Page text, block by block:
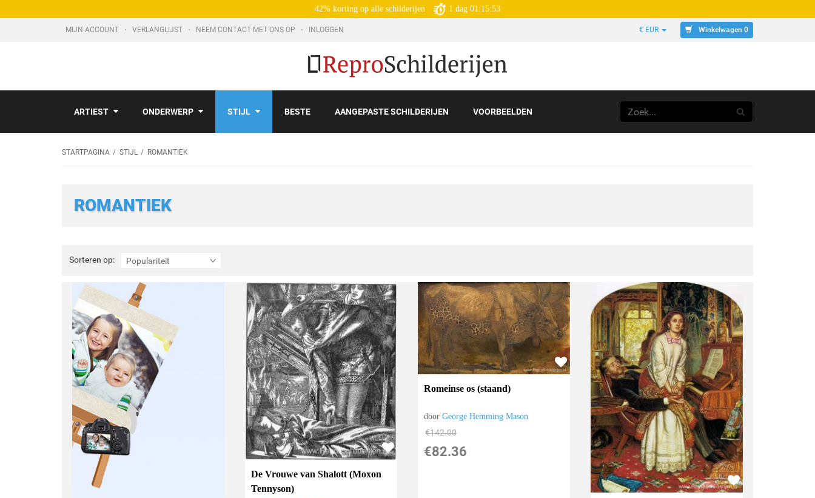
42% korting op alle schilderijen 1 dag 01:15:52
MIJN ACCOUNT VERLANGLIJST NEEM CONTACT MET ONS OP INLOGGEN € EUR Winkelwagen 0
ARTIEST ONDERWERP STIJL BESTE AANGEPASTE SCHILDERIJEN VOORBEELDEN
STARTPAGINA STIJL ROMANTIEK
ROMANTIEK
Sorteren op: Populariteit
Sorteren
op:
De Vrouwe van Shalott (Moxon
Tennyson)
Romeinse os (staand)
doorGeorge Hemming Mason
€142.00
€82.36